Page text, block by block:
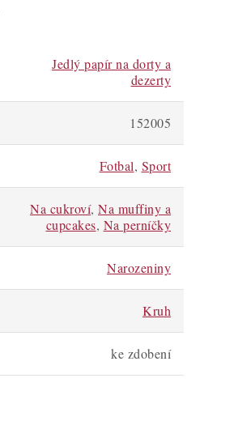
Jedlý papír na dorty a
dezerty
152005
Fotbal, Sport
Na cukroví, Na muffiny a
cupcakes, Na perníčky
Narozeniny
Kruh
ke zdobení